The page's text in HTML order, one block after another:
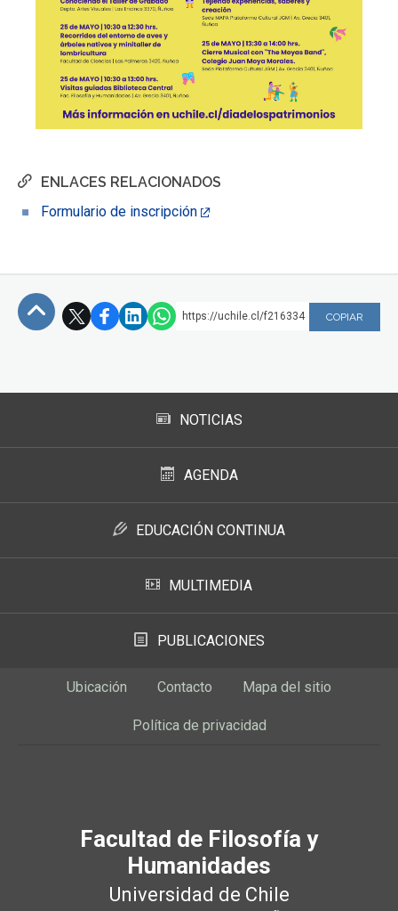
ENLACES RELACIONADOS
Formulario de inscripción
https://uchile.cl/f216334 COPIAR
NOTICIAS
AGENDA
EDUCACIÓN CONTINUA
MULTIMEDIA
PUBLICACIONES
Ubicación Contacto Mapa del sitio
Política de privacidad
Facultad de Filosofía y
Humanidades
Universidad de Chile